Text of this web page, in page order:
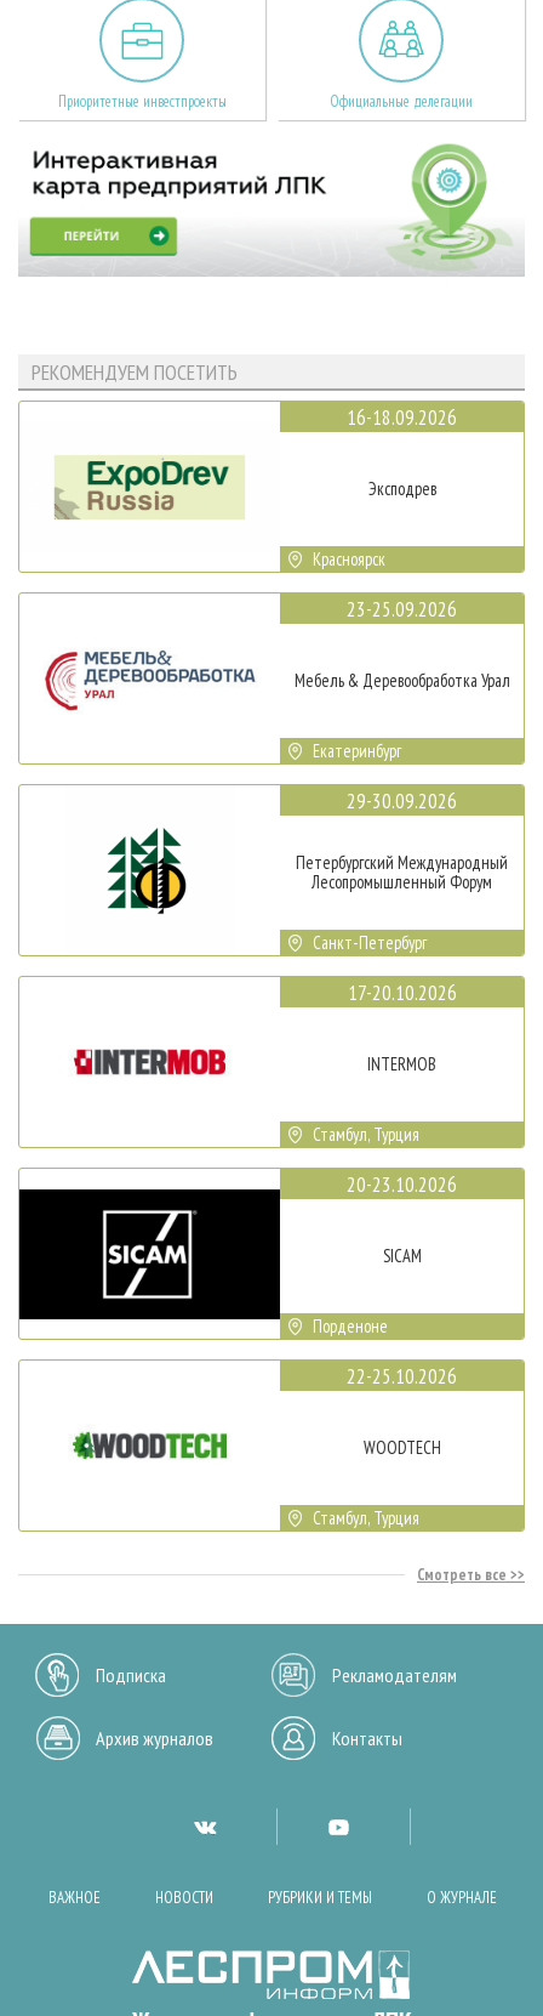
Приоритетные инвестпроекты Официальные делегации
РЕКОМЕНДУЕМ ПОСЕТИТЬ
16-18.09.2026
Эксподрев
Красноярск
23-25.09.2026
Мебель & Деревообработка Урал
Екатеринбург
29-30.09.2026
Петербургский Международный
Лесопромышленный Форум
Санкт-Петербург
17-20.10.2026
INTERMOB
Стамбул, Турция
20-23.10.2026
SICAM
Порденоне
22-25.10.2026
WOODTECH
Стамбул, Турция
Смотреть все
Подписка Рекламодателям
Архив журналов Контакты
ВАЖНОЕ НОВОСТИ РУБРИКИ И ТЕМЫ О ЖУРНАЛЕ